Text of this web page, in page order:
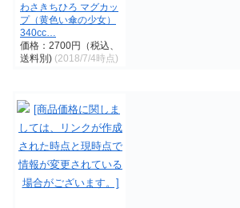
わさきちひろ マグカッ
プ（黄色い傘の少女）
340cc…
価格：2700円（税込、
送料別) (2018/7/4時点)